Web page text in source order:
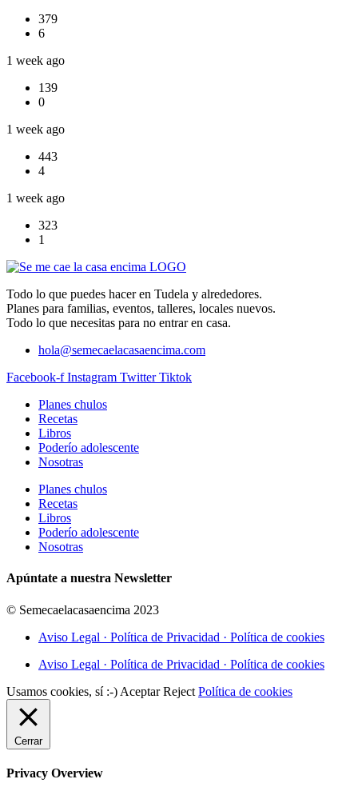
379
6
1 week ago
139
0
1 week ago
443
4
1 week ago
323
1
Todo lo que puedes hacer en Tudela y alrededores.
Planes para familias, eventos, talleres, locales nuevos.
Todo lo que necesitas para no entrar en casa.
hola@semecaelacasaencima.com
Facebook-f Instagram Twitter Tiktok
Planes chulos
Recetas
Libros
Poderío adolescente
Nosotras
Planes chulos
Recetas
Libros
Poderío adolescente
Nosotras
Apúntate a nuestra Newsletter
© Semecaelacasaencima 2023
Aviso Legal · Política de Privacidad · Política de cookies
Aviso Legal · Política de Privacidad · Política de cookies
Usamos cookies, sí :-) Aceptar Reject Política de cookies
Cerrar
Privacy Overview